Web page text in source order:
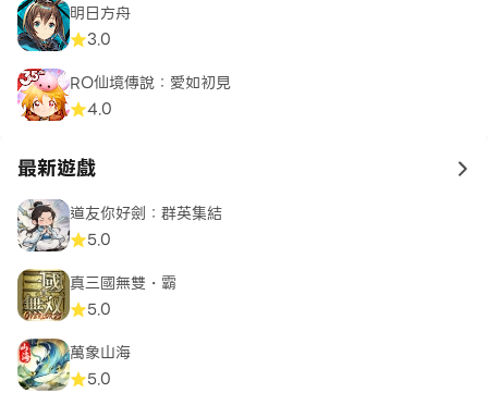
明日方舟
3.0
RO仙境傳說：愛如初見
4.0
最新遊戲 to
道友你好劍：群英集結
5.0
真三國無雙・霸
5.0
萬象山海
5.0